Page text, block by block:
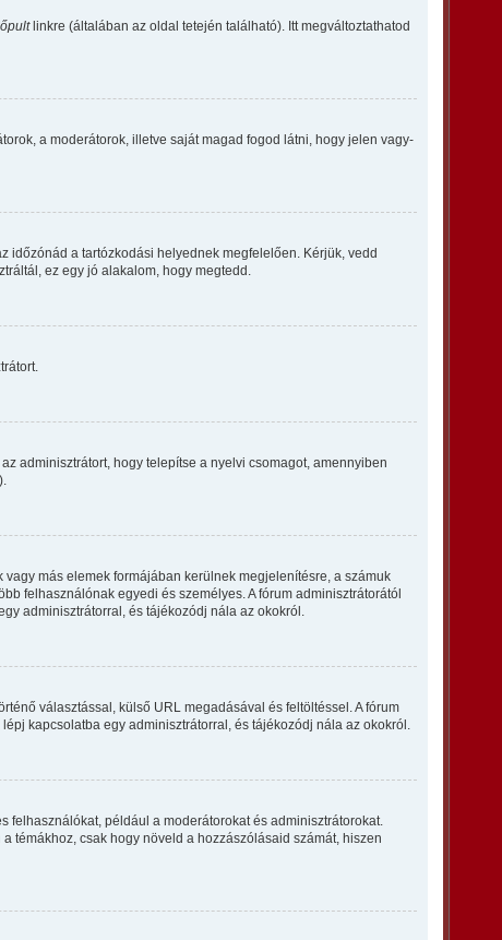
linkre (általában az oldal tetején található). Itt megváltoztathatod
a moderátorok, illetve saját magad fogod látni, hogy jelen vagy-
időzónád a tartózkodási helyednek megfelelően. Kérjük, vedd
ez egy jó alakalom, hogy megtedd.
adminisztrátort, hogy telepítse a nyelvi csomagot, amennyiben
más elemek formájában kerülnek megjelenítésre, a számuk
felhasználónak egyedi és személyes. A fórum adminisztrátorától
adminisztrátorral, és tájékozódj nála az okokról.
választással, külső URL megadásával és feltöltéssel. A fórum
kapcsolatba egy adminisztrátorral, és tájékozódj nála az okokról.
felhasználókat, például a moderátorokat és adminisztrátorokat.
témákhoz, csak hogy növeld a hozzászólásaid számát, hiszen